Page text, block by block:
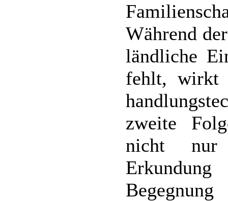
Während
ländliche
fehlt, wirkt
zweite
nicht nur